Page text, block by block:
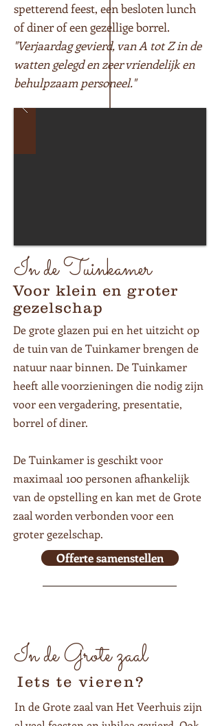
spetterend feest, een besloten lunch
of diner of een gezellige borrel.
"Verjaardag gevierd, van A tot Z in de
watten gelegd en zeer vriendelijk en
behulpzaam personeel."
In de Tuinkamer
Voor klein en groter
gezelschap
De grote glazen pui en het uitzicht op
de tuin van de Tuinkamerbrengen de
natuur naar binnen. De Tuinkamer
heeft alle voorzieningen die nodig zijn
voor een vergadering, presentatie,
borrel of diner.
De Tuinkamer is geschikt voor
maximaal 100 personen afhankelijk
van de opstelling en kan met de Grote
zaal worden verbonden voor een
groter gezelschap.
Offerte samenstellen
In de Grote zaal
Iets te vieren?
In de Grote zaal van Het Veerhuis zijn